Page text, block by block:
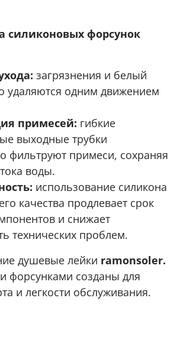
силиконовых форсунок
загрязнения и белый
удаляются одним движением
примесей: гибкие
выходные трубки
фильтруют примеси, сохраняя
воды.
использование силикона
качества продлевает срок
и снижает
технических проблем.
душевые лейки ramonsoler.
форсунками созданы для
и легкости обслуживания.